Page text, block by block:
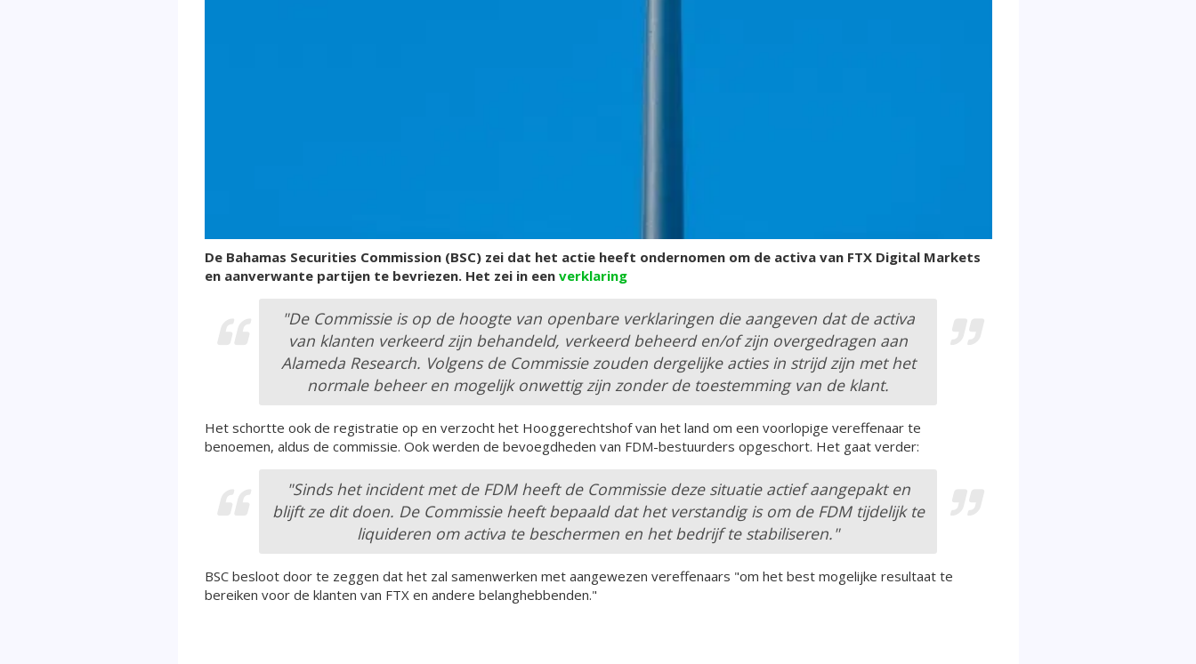
De Bahamas Securities Commission (BSC) zei dat het actie heeft ondernomen om de activa van FTX Digital Markets
en aanverwante partijen te bevriezen. Het zei in een verklaring
"De Commissie is op de hoogte van openbare verklaringen die aangeven dat de activa
van klanten verkeerd zijn behandeld, verkeerd beheerd en/of zijn overgedragen aan
Alameda Research. Volgens de Commissie zouden dergelijke acties in strijd zijn met het
normale beheer en mogelijk onwettig zijn zonder de toestemming van de klant.
Het schortte ook de registratie op en verzocht het Hooggerechtshof van het land om een ​​voorlopige vereffenaar te
benoemen, aldus de commissie. Ook werden de bevoegdheden van FDM-bestuurders opgeschort. Het gaat verder:
"Sinds het incident met de FDM heeft de Commissie deze situatie actief aangepakt en
blijft ze dit doen. De Commissie heeft bepaald dat het verstandig is om de FDM tijdelijk te
liquideren om activa te beschermen en het bedrijf te stabiliseren."
BSC besloot door te zeggen dat het zal samenwerken met aangewezen vereffenaars "om het best mogelijke resultaat te
bereiken voor de klanten van FTX en andere belanghebbenden."